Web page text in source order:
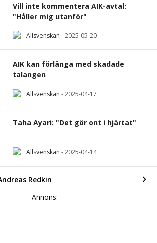
Vill inte kommentera AIK-avtal:
"Håller mig utanför"
Allsvenskan -2025-05-20
AIK kan förlänga med skadade
talangen
Allsvenskan -2025-04-17
Taha Ayari: "Det gör ont i hjärtat"
Allsvenskan -2025-04-14
Redkin
Annons: